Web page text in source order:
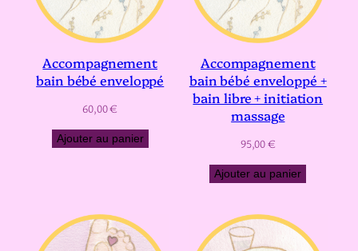
Accompagnement
bain bébé enveloppé
60,00€
Ajouter au panier
Accompagnement
bain bébé enveloppé +
bain libre + initiation
massage
95,00€
Ajouter au panier